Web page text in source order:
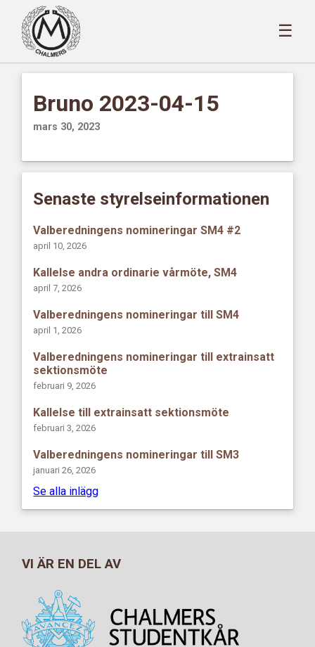
☰
Bruno 2023-04-15
mars 30, 2023
Senaste styrelseinformationen
Valberedningens nomineringar SM4 #2
april 10, 2026
Kallelse andra ordinarie vårmöte, SM4
april 7, 2026
Valberedningens nomineringar till SM4
april 1, 2026
Valberedningens nomineringar till extrainsatt
sektionsmöte
februari 9, 2026
Kallelse till extrainsatt sektionsmöte
februari 3, 2026
Valberedningens nomineringar till SM3
januari 26, 2026
Se alla inlägg
VI ÄR EN DEL AV